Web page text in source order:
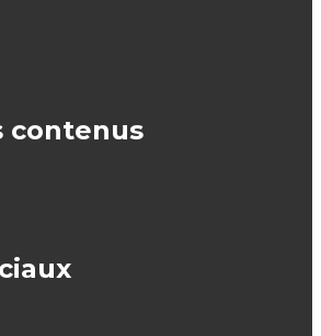
contenus